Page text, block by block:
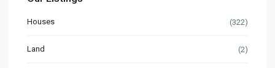
Houses (322)
Land (2)